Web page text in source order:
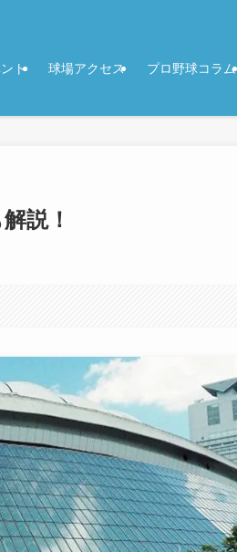
ト 球場アクセス プロ野球コラム
説！